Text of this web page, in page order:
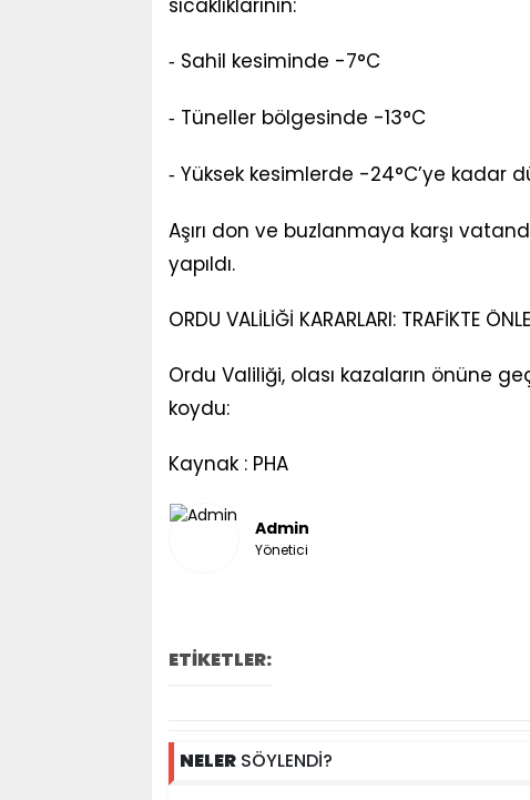
sıcaklıklarının:
- Sahil kesiminde -7°C
- Tüneller bölgesinde -13°C
- Yüksek kesimlerde -24°C’ye kadar
Aşırı don ve buzlanmaya karşı
yapıldı.
ORDU VALİLİĞİ KARARLARI: TRAFİKTE
Ordu Valiliği, olası kazaların önüne
koydu:
Kaynak : PHA
Admin
Yönetici
ETİKETLER:
NELERSÖYLENDİ?